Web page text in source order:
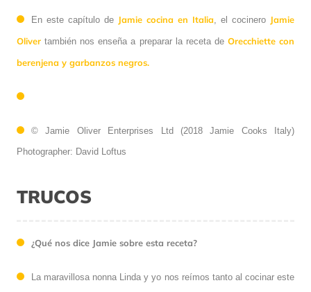
En este capítulo de Jamie cocina en Italia, el cocinero Jamie
Oliver también nos enseña a preparar la receta de Orecchiette con
berenjena y garbanzos negros.
© Jamie Oliver Enterprises Ltd (2018 Jamie Cooks Italy)
Photographer: David Loftus
TRUCOS
¿Qué nos dice Jamie sobre esta receta?
La maravillosa nonna Linda y yo nos reímos tanto al cocinar este